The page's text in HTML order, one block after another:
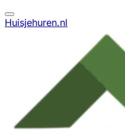
Huisjehuren.nl